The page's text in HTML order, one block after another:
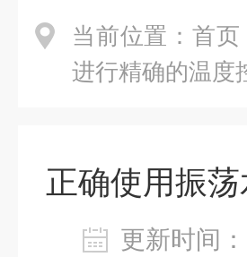
当前位置： 首页
进行精确的温度
正确使用振
更新时